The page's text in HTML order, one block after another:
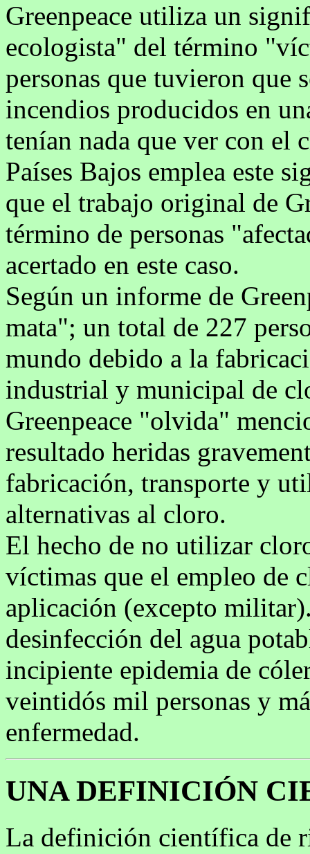
Greenpeace utiliza un
ecologista" del término
personas que tuvieron que
incendios producidos en
tenían nada que ver con el
Países Bajos emplea este
que el trabajo original de
término de personas
acertado en este caso.
Según un informe de
mata"; un total de 227
mundo debido a la
industrial y municipal de
Greenpeace "olvida"
resultado heridas
fabricación, transporte y
alternativas al cloro.
El hecho de no utilizar
víctimas que el empleo de
aplicación (excepto
desinfección del agua
incipiente epidemia de
veintidós mil personas y
enfermedad.
UNA DEFINICIÓN
La definición científica de